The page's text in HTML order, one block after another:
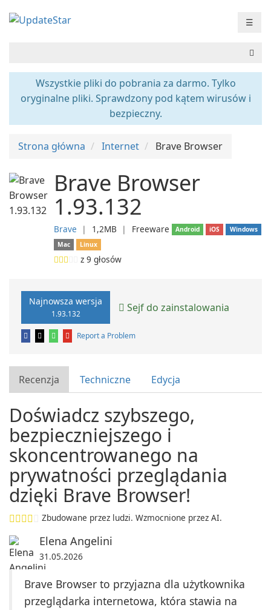
☰
Wszystkie pliki do pobrania za darmo. Tylko
oryginalne pliki. Sprawdzony pod kątem wirusów i
bezpieczny.
Strona główna Internet Brave Browser
Brave Browser
1.93.132
Brave ❘ 1,2MB ❘ Freeware Android iOS
Windows
Mac
Linux
z 9 głosów
Najnowsza wersja
1.93.132 Sejf do zainstalowania
Report a Problem
Recenzja Techniczne Edycja
Doświadcz szybszego,
bezpieczniejszego i
skoncentrowanego na
prywatności przeglądania
dzięki Brave Browser!
Zbudowane przez ludzi. Wzmocnione przez AI.
Elena Angelini
31.05.2026
Brave Browser to przyjazna dla użytkownika
przeglądarka internetowa, która stawia na